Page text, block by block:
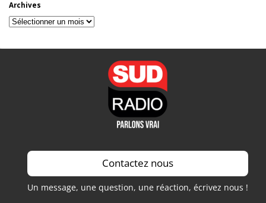
Archives
Archives
Contactez nous
Un message, une question, une réaction, écrivez nous !